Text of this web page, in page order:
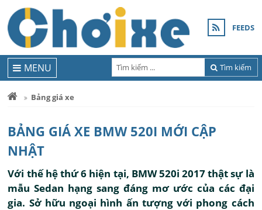
FEEDS
Tìm kiếm
MENU
Bảng giá xe
BẢNG GIÁ XE BMW 520I MỚI CẬP
NHẬT
Với thế hệ thứ 6 hiện tại, BMW 520i 2017 thật sự là
mẫu Sedan hạng sang đáng mơ ước của các đại
gia. Sở hữu ngoại hình ấn tượng với phong cách